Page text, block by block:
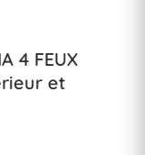
4 FEUX
et